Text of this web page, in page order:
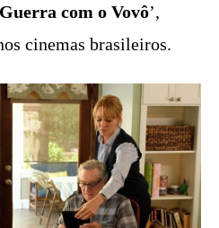
com o Vovô’,
cinemas brasileiros.